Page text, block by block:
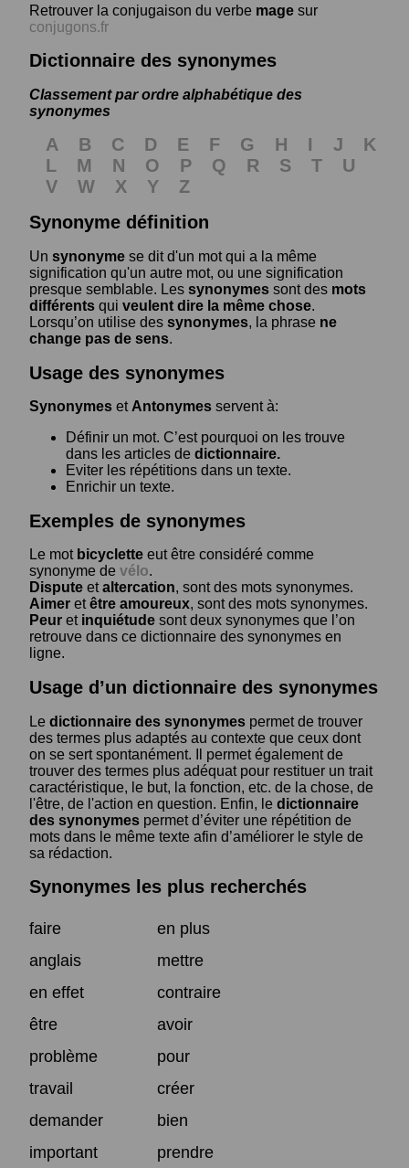
Retrouver la conjugaison du verbe mage sur
conjugons.fr
Dictionnaire des synonymes
Classement par ordre alphabétique des
synonymes
A B C D E F G H I J
K
L
M N O P Q R S T
U
V
W X Y
Z
Synonyme définition
Un synonyme se dit d'un mot qui a la même
signification qu'un autre mot, ou une signification
presque semblable. Les synonymes sont des mots
différents qui veulent dire la même chose.
Lorsqu’on utilise des synonymes, la phrase ne
change pas de sens.
Usage des synonymes
Synonymes et Antonymes servent à:
Définir un mot. C’est pourquoi on les trouve
dans les articles de dictionnaire.
Eviter les répétitions dans un texte.
Enrichir un texte.
Exemples de synonymes
Le mot bicyclette eut être considéré comme
synonyme de vélo.
Dispute etaltercation, sont des mots synonymes.
Aimer etêtre amoureux, sont des mots synonymes.
Peur et inquiétude sont deux synonymes que l’on
retrouve dans ce dictionnaire des synonymes en
ligne.
Usage d’un dictionnaire des synonymes
Le dictionnaire des synonymes permet de trouver
des termes plus adaptés au contexte que ceux dont
on se sert spontanément. Il permet également de
trouver des termes plus adéquat pour restituer un trait
caractéristique, le but, la fonction, etc. de la chose, de
l'être, de l'action en question. Enfin, le dictionnaire
des synonymes permet d’éviter une répétition de
mots dans le même texte afin d’améliorer le style de
sa rédaction.
Synonymes les plus recherchés
faire
en plus
anglais
mettre
en effet
contraire
être
avoir
problème
pour
travail
créer
demander
bien
important
prendre